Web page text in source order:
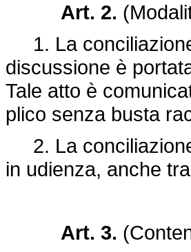
Art. 2.
1. La
discussione è
Tale atto è
plico senza busta
2. La
in udienza, anche
Art. 3.